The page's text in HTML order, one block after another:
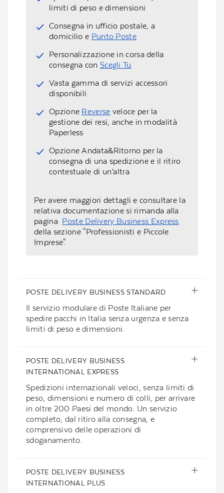
limiti di peso e dimensioni
Consegna in ufficio postale, a
domicilio e Punto Poste
Personalizzazione in corsa della
consegna con Scegli Tu
Vasta gamma di servizi accessori
disponibili
Opzione Reverse veloce per la
gestione dei resi, anche in modalità
Paperless
Opzione Andata&Ritorno per la
consegna di una spedizione e il ritiro
contestuale di un’altra
Per avere maggiori dettagli e consultare la
relativa documentazione si rimanda alla
pagina Poste Delivery Business Express
della sezione "Professionisti e Piccole
Imprese".
POSTE DELIVERY BUSINESS STANDARD
Il servizio modulare di Poste Italiane per
spedire pacchi in Italia senza urgenza e senza
limiti di peso e dimensioni.
POSTE DELIVERY BUSINESS
INTERNATIONAL EXPRESS
Spedizioni internazionali veloci, senza limiti di
peso, dimensioni e numero di colli, per arrivare
in oltre 200 Paesi del mondo. Un servizio
completo, dal ritiro alla consegna, e
comprensivo delle operazioni di
sdoganamento.
POSTE DELIVERY BUSINESS
INTERNATIONAL PLUS